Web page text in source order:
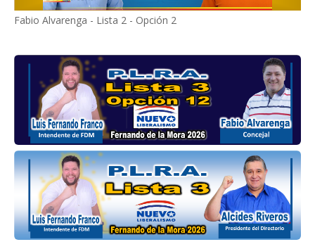
Fabio Alvarenga - Lista 2 - Opción 2